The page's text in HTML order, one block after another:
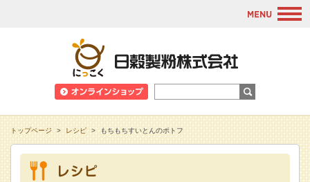
トップページ > レシピ > もちもちすいとんのポトフ